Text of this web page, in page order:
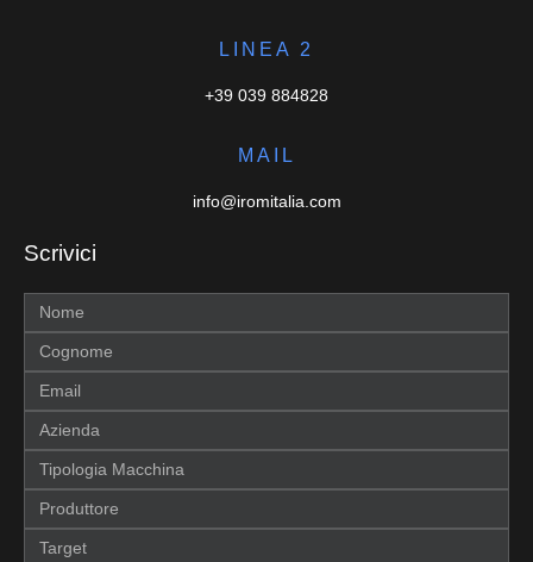
LINEA 2
+39 039 884828
MAIL
info@iromitalia.com
Scrivici